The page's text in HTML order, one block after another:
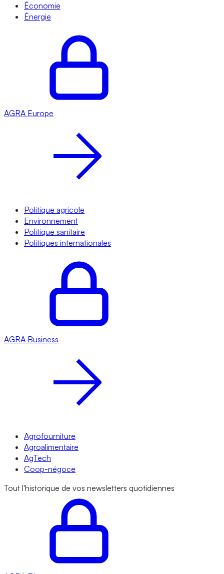
Économie
Énergie
AGRA Europe
Politique agricole
Environnement
Politique sanitaire
Politiques internationales
AGRA Business
Agrofourniture
Agroalimentaire
AgTech
Coop-négoce
Tout l'historique de vos newsletters quotidiennes